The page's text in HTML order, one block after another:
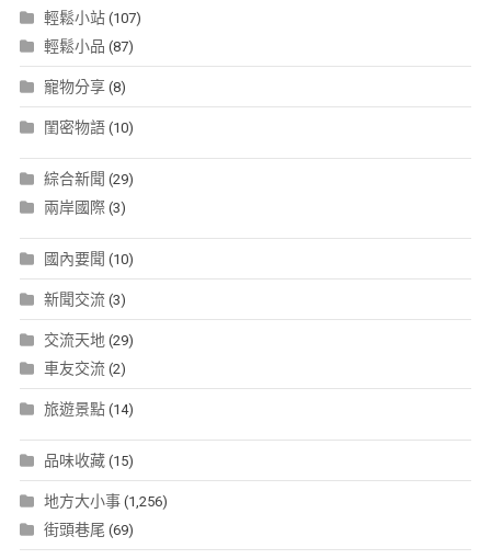
輕鬆小站(107)
輕鬆小品 (87)
寵物分享(8)
閨密物語(10)
綜合新聞 (29)
兩岸國際(3)
國內要聞 (10)
新聞交流(3)
交流天地 (29)
車友交流(2)
旅遊景點(14)
品味收藏(15)
地方大小事(1,256)
街頭巷尾 (69)